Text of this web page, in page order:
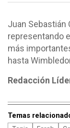
Juan Sebastián
representando
más
hasta
Redacción
Temas